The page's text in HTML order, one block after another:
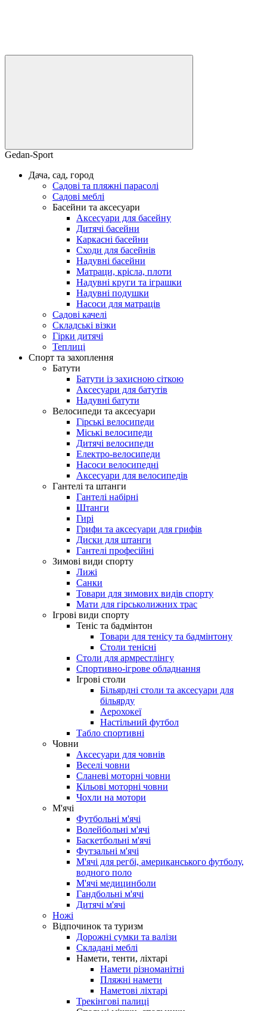
Gedan-Sport
Дача, сад, город
Садові та пляжні парасолі
Садові меблі
Басейни та аксесуари
Аксесуари для басейну
Дитячі басейни
Каркасні басейни
Сходи для басейнів
Надувні басейни
Матраци, крісла, плоти
Надувні круги та іграшки
Надувні подушки
Насоси для матраців
Садові качелі
Складські візки
Гірки дитячі
Теплиці
Спорт та захоплення
Батути
Батути із захисною сіткою
Аксесуари для батутів
Надувні батути
Велосипеди та аксесуари
Гірські велосипеди
Міські велосипеди
Дитячі велосипеди
Електро-велосипеди
Насоси велосипедні
Аксесуари для велосипедів
Гантелі та штанги
Гантелі набірні
Штанги
Гирі
Грифи та аксесуари для грифів
Диски для штанги
Гантелі професійні
Зимові види спорту
Лижі
Санки
Товари для зимових видів спорту
Мати для гірськолижних трас
Ігрові види спорту
Теніс та бадмінтон
Товари для тенісу та бадмінтону
Столи тенісні
Столи для армрестлінгу
Спортивно-ігрове обладнання
Ігрові столи
Більярдні столи та аксесуари для
більярду
Аерохокеї
Настільний футбол
Табло спортивні
Човни
Аксесуари для човнів
Веселі човни
Сланеві моторні човни
Кільові моторні човни
Чохли на мотори
М'ячі
Футбольні м'ячі
Волейбольні м'ячі
Баскетбольні м'ячі
Футзальні м'ячі
М'ячі для регбі, американського футболу,
водного поло
М'ячі медицинболи
Гандбольні м'ячі
Дитячі м'ячі
Ножі
Відпочинок та туризм
Дорожні сумки та валізи
Складані меблі
Намети, тенти, ліхтарі
Намети різноманітні
Пляжні намети
Наметові ліхтарі
Трекінгові палиці